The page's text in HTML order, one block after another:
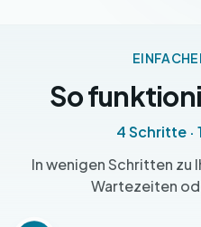
So
4 Schritte ·
In wenigen Schritten zu
Wartezeiten